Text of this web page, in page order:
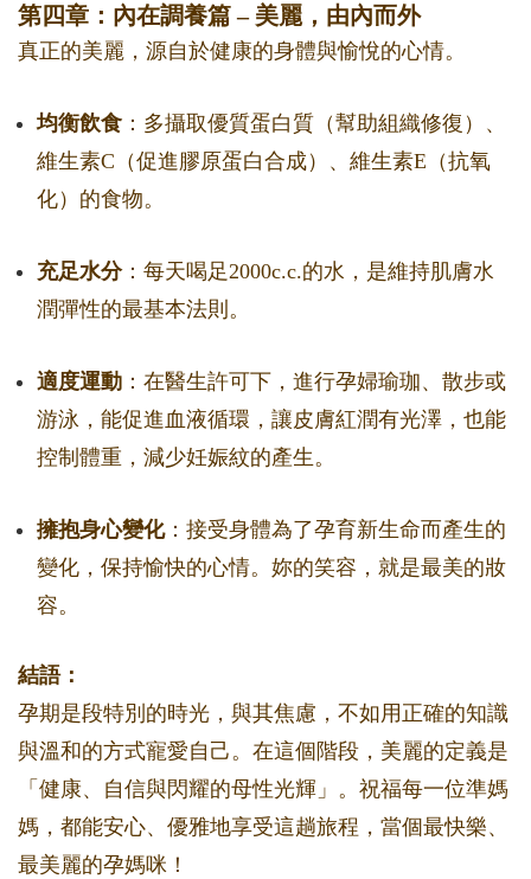
第四章：內在調養篇 – 美麗，由內而外
真正的美麗，源自於健康的身體與愉悅的心情。
均衡飲食 ：多攝取優質蛋白質（幫助組織修復）、
維生素C（促進膠原蛋白合成）、維生素E（抗氧
化）的食物。
充足水分：每天喝足2000c.c.的水，是維持肌膚水
潤彈性的最基本法則。
適度運動 ：在醫生許可下，進行孕婦瑜珈、散步或
游泳，能促進血液循環，讓皮膚紅潤有光澤，也能
控制體重，減少妊娠紋的產生。
擁抱身心變化：接受身體為了孕育新生命而產生的
變化，保持愉快的心情。妳的笑容，就是最美的妝
容。
結語：
孕期是段特別的時光，與其焦慮，不如用正確的知識
與溫和的方式寵愛自己。在這個階段，美麗的定義是
「健康、自信與閃耀的母性光輝」。祝福每一位準媽
媽，都能安心、優雅地享受這趟旅程，當個最快樂、
最美麗的孕媽咪！